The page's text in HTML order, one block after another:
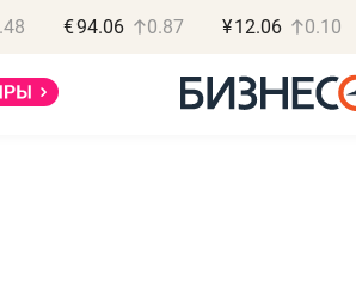
€94.06 0.87 ¥12.06 0.10